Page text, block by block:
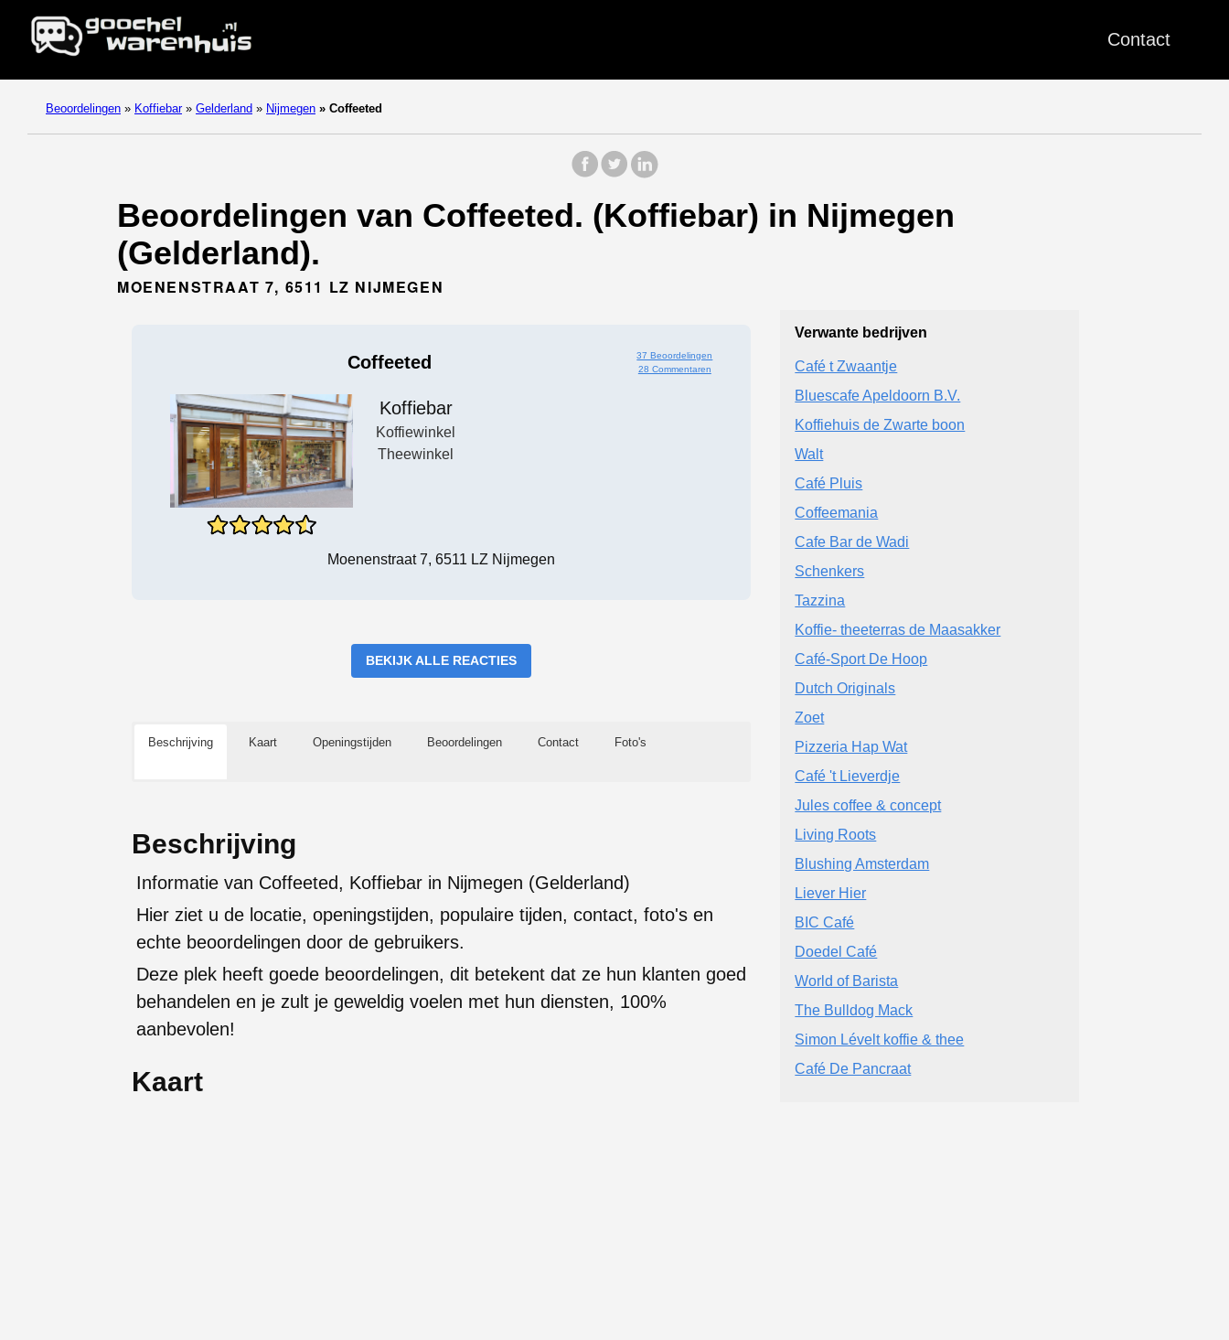
Contact
Beoordelingen » Koffiebar » Gelderland » Nijmegen » Coffeeted
Beoordelingen van Coffeeted. (Koffiebar) in Nijmegen
(Gelderland).
MOENENSTRAAT 7, 6511 LZ NIJMEGEN
Coffeeted
37 Beoordelingen
28 Commentaren
Koffiebar
Koffiewinkel
Theewinkel
Moenenstraat 7, 6511 LZ Nijmegen
BEKIJK ALLE REACTIES
Beschrijving Kaart Openingstijden Beoordelingen Contact Foto's
Beschrijving
Informatie van Coffeeted, Koffiebar in Nijmegen (Gelderland)
Hier ziet u de locatie, openingstijden, populaire tijden, contact, foto's en
echte beoordelingen door de gebruikers.
Deze plek heeft goede beoordelingen, dit betekent dat ze hun klanten goed
behandelen en je zult je geweldig voelen met hun diensten, 100%
aanbevolen!
Kaart
Verwante bedrijven
Café t Zwaantje
Bluescafe Apeldoorn B.V.
Koffiehuis de Zwarte boon
Walt
Café Pluis
Coffeemania
Cafe Bar de Wadi
Schenkers
Tazzina
Koffie- theeterras de Maasakker
Café-Sport De Hoop
Dutch Originals
Zoet
Pizzeria Hap Wat
Café 't Lieverdje
Jules coffee & concept
Living Roots
Blushing Amsterdam
Liever Hier
BIC Café
Doedel Café
World of Barista
The Bulldog Mack
Simon Lévelt koffie & thee
Café De Pancraat